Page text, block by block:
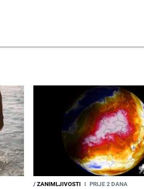
/ZANIMLJIVOSTI I PRIJE 2 DANA